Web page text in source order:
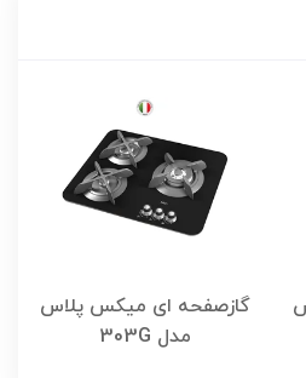
گازصفحه ای میکس پلاس
مدل 303G